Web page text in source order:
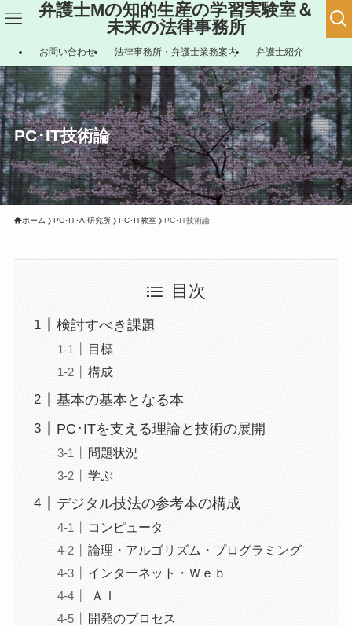
弁護士Mの知的生産の学習実験室＆
未来の法律事務所
お問い合わせ 法律事務所・弁護士業務案内 弁護士紹介
PC･IT技術論
ホーム PC･IT･AI研究所 PC･IT教室 PC･IT技術論
目次
検討すべき課題
目標
構成
基本の基本となる本
PC･ITを支える理論と技術の展開
問題状況
学ぶ
デジタル技法の参考本の構成
コンピュータ
論理・アルゴリズム・プログラミング
インターネット・Ｗｅｂ
ＡＩ
開発のプロセス